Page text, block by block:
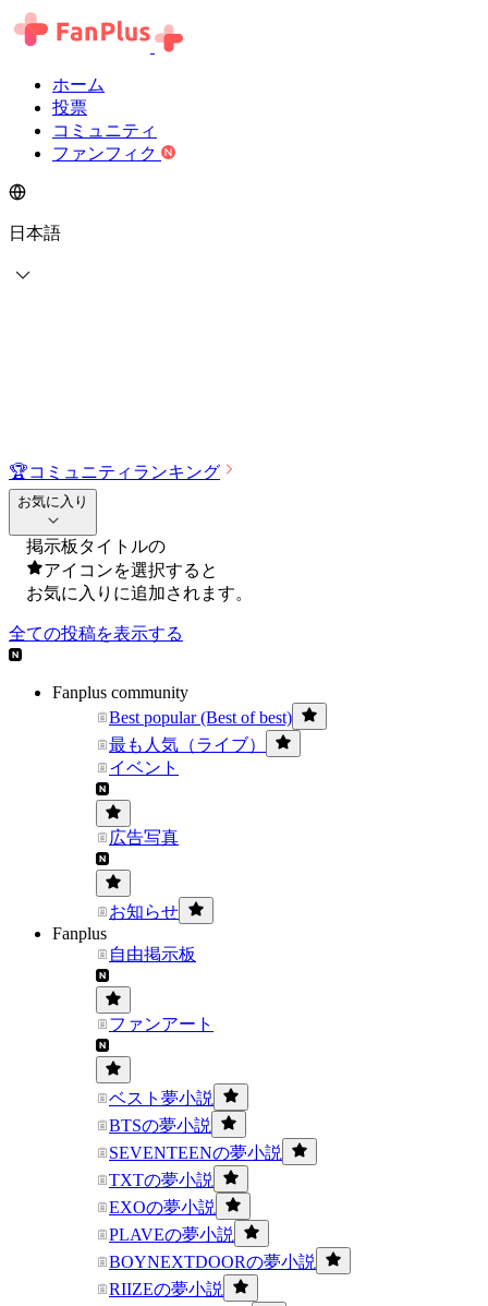
ホーム
投票
コミュニティ
ファンフィク
日本語
🏆コミュニティランキング
お気に入り
掲示板タイトルの
アイコンを選択すると
お気に入りに追加されます。
全ての投稿を表示する
Fanplus community
Best popular (Best of best)
最も人気（ライブ）
イベント
広告写真
お知らせ
Fanplus
自由掲示板
ファンアート
ベスト夢小説
BTSの夢小説
SEVENTEENの夢小説
TXTの夢小説
EXOの夢小説
PLAVEの夢小説
BOYNEXTDOORの夢小説
RIIZEの夢小説